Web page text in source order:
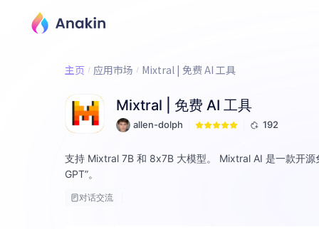
主页 应用市场 Mixtral | 免费 AI 工具
Mixtral | 免费 AI 工具
allen-dolph 192
支持 Mixtral 7B 和 8x7B 大模型。 Mixtral AI 是一款开
GPT”。
对话交流